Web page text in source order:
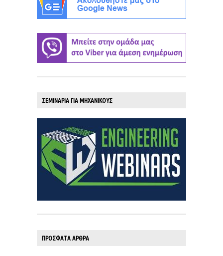
ΣΕΜΙΝΑΡΙΑ ΓΙΑ ΜΗΧΑΝΙΚΟΥΣ
ΠΡΟΣΦΑΤΑ ΑΡΘΡΑ